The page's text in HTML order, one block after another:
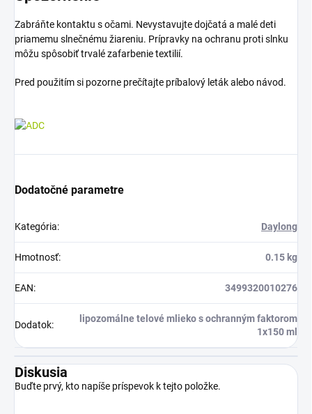
Zabráňte kontaktu s očami. Nevystavujte dojčatá a malé deti
priamemu slnečnému žiareniu. Prípravky na ochranu proti slnku
môžu spôsobiť trvalé zafarbenie textilií.
Pred použitím si pozorne prečítajte príbalový leták alebo návod.
Dodatočné parametre
Kategória: Daylong
Hmotnosť: 0.15 kg
EAN: 3499320010276
Dodatok:
lipozomálne telové mlieko s ochranným faktorom
1x150 ml
Diskusia
Buďte prvý, kto napíše príspevok k tejto položke.